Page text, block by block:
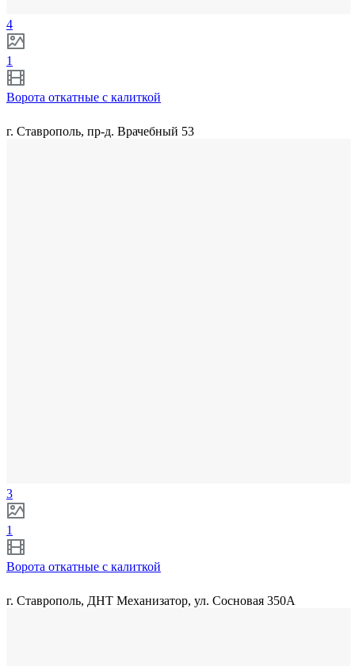
4
1
Ворота откатные с калиткой
г. Ставрополь, пр-д. Врачебный 53
3
1
Ворота откатные с калиткой
г. Ставрополь, ДНТ Механизатор, ул. Сосновая 350А